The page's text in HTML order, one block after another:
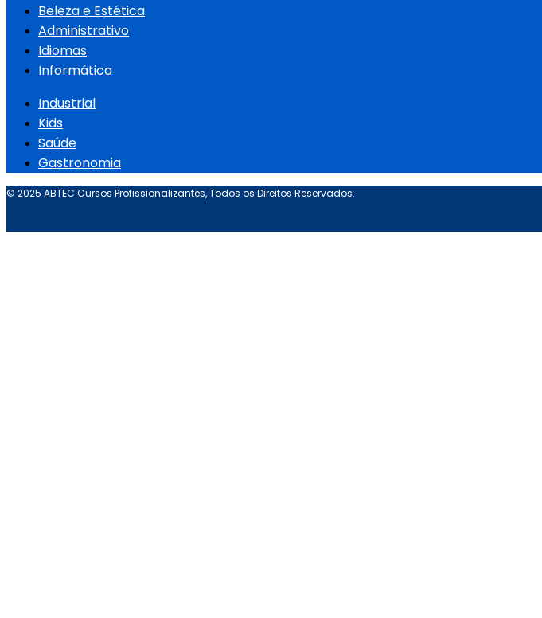
Beleza e Estética
Administrativo
Idiomas
Informática
Industrial
Kids
Saúde
Gastronomia
© 2025 ABTEC Cursos Profissionalizantes, Todos os Direitos Reservados.